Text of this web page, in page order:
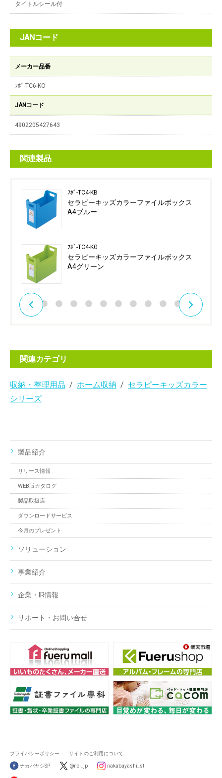
タイトルシール付
JANコード
メーカー品番
ﾌﾎﾞ-TC6-KO
JANコード
4902205427643
関連製品
ﾌﾎﾞ-TC4-KB
セラピーキッズカラーファイルボックス
A4ブルー
ﾌﾎﾞ-TC4-KG
セラピーキッズカラーファイルボックス
A4グリーン
関連カテゴリ
収納・整理用品 ホーム収納
セラピーキッズカラー
シリーズ
製品紹介
リリース情報
WEB版カタログ
製品取扱店
ダウンロードサービス
今月のプレゼント
ソリューション
事業紹介
企業・IR情報
サポート・お問い合せ
プライバシーポリシー サイトのご利用について
ナカバヤシSP @ncl_jp nakabayashi_st